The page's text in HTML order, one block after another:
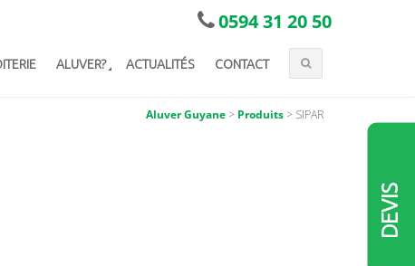
0594 31 20 50
ALUVER? ACTUALITÉS CONTACT
DEVIS
Aluver Guyane > Produits > SIPAR